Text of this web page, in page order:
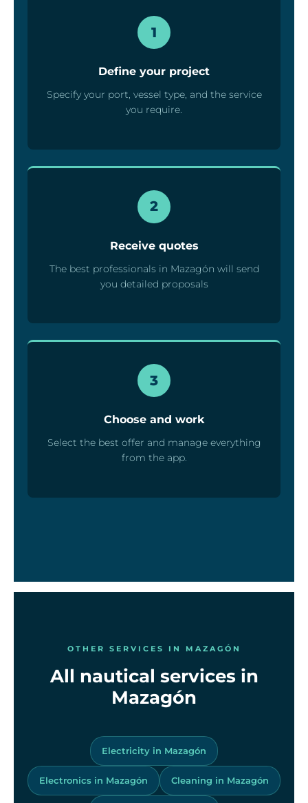
1
Define your project
Specify your port, vessel type, and the service
you require.
2
Receive quotes
The best professionals in Mazagón will send
you detailed proposals
3
Choose and work
Select the best offer and manage everything
from the app.
OTHER SERVICES IN MAZAGÓN
All nautical services in
Mazagón
Electricity in Mazagón
Electronics in Mazagón Cleaning in Mazagón